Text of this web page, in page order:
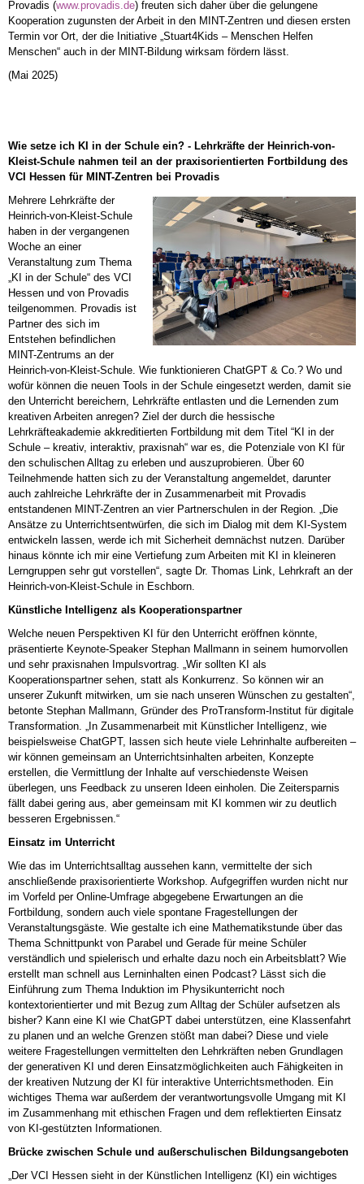
Provadis (www.provadis.de) freuten sich daher über die gelungene
Kooperation zugunsten der Arbeit in den MINT-Zentren und diesen ersten
Termin vor Ort, der die Initiative „Stuart4Kids – Menschen Helfen
Menschen“ auch in der MINT-Bildung wirksam fördern lässt.
(Mai 2025)
Wie setze ich KI in der Schule ein? - Lehrkräfte der Heinrich-von-
Kleist-Schule nahmen teil an der praxisorientierten Fortbildung des
VCI Hessen für MINT-Zentren bei Provadis
Mehrere Lehrkräfte der
Heinrich-von-Kleist-Schule
haben in der vergangenen
Woche an einer
Veranstaltung zum Thema
„KI in der Schule“ des VCI
Hessen und von Provadis
teilgenommen. Provadis ist
Partner des sich im
Entstehen befindlichen
MINT-Zentrums an der
Heinrich-von-Kleist-Schule. Wie funktionieren ChatGPT & Co.? Wo und
wofür können die neuen Tools in der Schule eingesetzt werden, damit sie
den Unterricht bereichern, Lehrkräfte entlasten und die Lernenden zum
kreativen Arbeiten anregen? Ziel der durch die hessische
Lehrkräfteakademie akkreditierten Fortbildung mit dem Titel “KI in der
Schule – kreativ, interaktiv, praxisnah“ war es, die Potenziale von KI für
den schulischen Alltag zu erleben und auszuprobieren. Über 60
Teilnehmende hatten sich zu der Veranstaltung angemeldet, darunter
auch zahlreiche Lehrkräfte der in Zusammenarbeit mit Provadis
entstandenen MINT-Zentren an vier Partnerschulen in der Region. „Die
Ansätze zu Unterrichtsentwürfen, die sich im Dialog mit dem KI-System
entwickeln lassen, werde ich mit Sicherheit demnächst nutzen. Darüber
hinaus könnte ich mir eine Vertiefung zum Arbeiten mit KI in kleineren
Lerngruppen sehr gut vorstellen“, sagte Dr. Thomas Link, Lehrkraft an der
Heinrich-von-Kleist-Schule in Eschborn.
Künstliche Intelligenz als Kooperationspartner
Welche neuen Perspektiven KI für den Unterricht eröffnen könnte,
präsentierte Keynote-Speaker Stephan Mallmann in seinem humorvollen
und sehr praxisnahen Impulsvortrag. „Wir sollten KI als
Kooperationspartner sehen, statt als Konkurrenz. So können wir an
unserer Zukunft mitwirken, um sie nach unseren Wünschen zu gestalten“,
betonte Stephan Mallmann, Gründer des ProTransform-Institut für digitale
Transformation. „In Zusammenarbeit mit Künstlicher Intelligenz, wie
beispielsweise ChatGPT, lassen sich heute viele Lehrinhalte aufbereiten –
wir können gemeinsam an Unterrichtsinhalten arbeiten, Konzepte
erstellen, die Vermittlung der Inhalte auf verschiedenste Weisen
überlegen, uns Feedback zu unseren Ideen einholen. Die Zeitersparnis
fällt dabei gering aus, aber gemeinsam mit KI kommen wir zu deutlich
besseren Ergebnissen.“
Einsatz im Unterricht
Wie das im Unterrichtsalltag aussehen kann, vermittelte der sich
anschließende praxisorientierte Workshop. Aufgegriffen wurden nicht nur
im Vorfeld per Online-Umfrage abgegebene Erwartungen an die
Fortbildung, sondern auch viele spontane Fragestellungen der
Veranstaltungsgäste. Wie gestalte ich eine Mathematikstunde über das
Thema Schnittpunkt von Parabel und Gerade für meine Schüler
verständlich und spielerisch und erhalte dazu noch ein Arbeitsblatt? Wie
erstellt man schnell aus Lerninhalten einen Podcast? Lässt sich die
Einführung zum Thema Induktion im Physikunterricht noch
kontextorientierter und mit Bezug zum Alltag der Schüler aufsetzen als
bisher? Kann eine KI wie ChatGPT dabei unterstützen, eine Klassenfahrt
zu planen und an welche Grenzen stößt man dabei? Diese und viele
weitere Fragestellungen vermittelten den Lehrkräften neben Grundlagen
der generativen KI und deren Einsatzmöglichkeiten auch Fähigkeiten in
der kreativen Nutzung der KI für interaktive Unterrichtsmethoden. Ein
wichtiges Thema war außerdem der verantwortungsvolle Umgang mit KI
im Zusammenhang mit ethischen Fragen und dem reflektierten Einsatz
von KI-gestützten Informationen.
Brücke zwischen Schule und außerschulischen Bildungsangeboten
„Der VCI Hessen sieht in der Künstlichen Intelligenz (KI) ein wichtiges